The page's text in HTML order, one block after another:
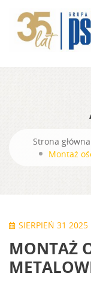
Strona główna
Montaż
SIERPIEŃ 31 2025
MONTAŻ